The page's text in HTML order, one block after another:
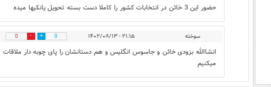
حضور این 3 خائن در انتخابات کشور را کاملا دست بسته تحویل یانکیها میده
سوخته ۲۱:۱۵ - ۱۴۰۲/۰۸/۱۳ 0
0
انشاالله بزودی خائن و جاسوس انگلیس و هم دستانشان را پای چوبه دار ملاقات
میکنیم